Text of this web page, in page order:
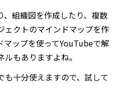
、組織図を作成したり、複数
ェクトのマインドマップを作
マップを使ってYouTubeで解
もありますよね。
も十分使えますので、試して